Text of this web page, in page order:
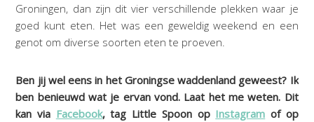
Groningen, dan zijn dit vier verschillende plekken waar je
goed kunt eten. Het was een geweldig weekend en een
genot om diverse soorten eten te proeven.
Ben jij wel eens in het Groningse waddenland geweest? Ik
ben benieuwd wat je ervan vond. Laat het me weten. Dit
kan via Facebook, tag Little Spoon op Instagram of op